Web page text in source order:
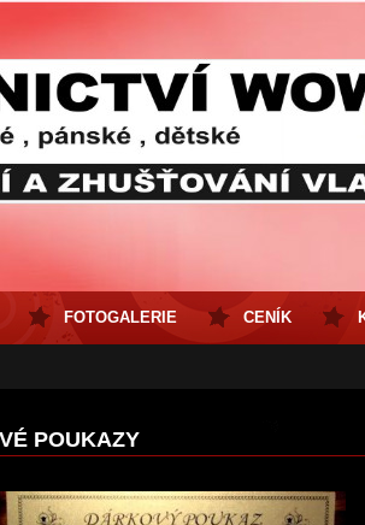
POUKAZY
FOTOGALERIE CENÍK